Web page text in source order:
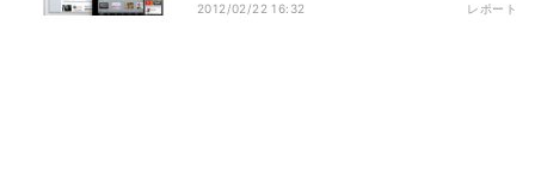
2012/02/22 16:32 レポート